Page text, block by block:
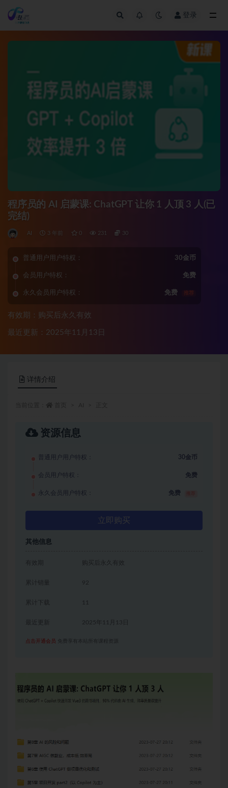
登录
程序员的 AI 启蒙课: ChatGPT 让你 1 人顶 3 人(已
完结)
AI 3 年前 0 231 30
普通用户用户特权： 30金币
会员用户特权： 免费
永久会员用户特权： 免费 推荐
有效期：购买后永久有效
最近更新：2025年11月13日
详情介绍
资源信息
普通用户用户特权： 30金币
会员用户特权： 免费
永久会员用户特权： 免费
立即购买
其他信息
有效期 购买后永久有效
累计销量 92
累计下载 11
2025年11月13日
点击开通会员 免费享有本站所有课程资源